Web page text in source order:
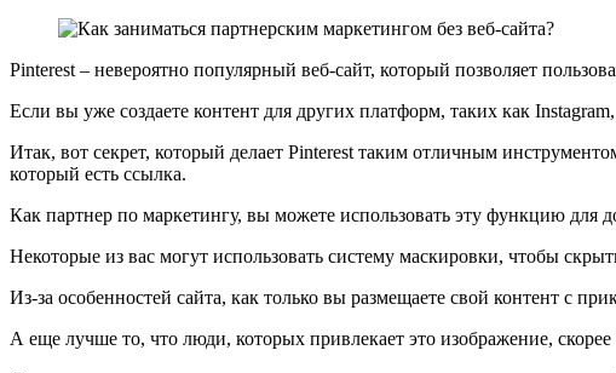
Pinterest – невероятно популярный веб-сайт, который позволяет
Если вы уже создаете контент для других платформ, таких как
Итак, вот секрет, который делает Pinterest таким отличным
который есть ссылка.
Как партнер по маркетингу, вы можете использовать эту функцию для
Некоторые из вас могут использовать систему маскировки, чтобы
Из-за особенностей сайта, как только вы размещаете свой контент с
А еще лучше то, что люди, которых привлекает это изображение,